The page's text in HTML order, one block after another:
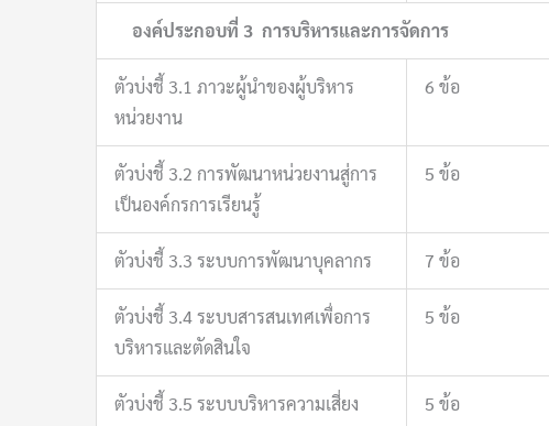
องค์ประกอบที่ 3 การบริหารและการจัดการ
ตัวบ่งชี้ 3.1 ภาวะผู้นำของผู้บริหาร
หน่วยงาน
6 ข้อ
ตัวบ่งชี้ 3.2 การพัฒนาหน่วยงานสู่การ
เป็นองค์กรการเรียนรู้
5 ข้อ
ตัวบ่งชี้ 3.3 ระบบการพัฒนาบุคลากร 7 ข้อ
ตัวบ่งชี้ 3.4 ระบบสารสนเทศเพื่อการ
บริหารและตัดสินใจ
5 ข้อ
ตัวบ่งชี้ 3.5 ระบบบริหารความเสี่ยง 5 ข้อ